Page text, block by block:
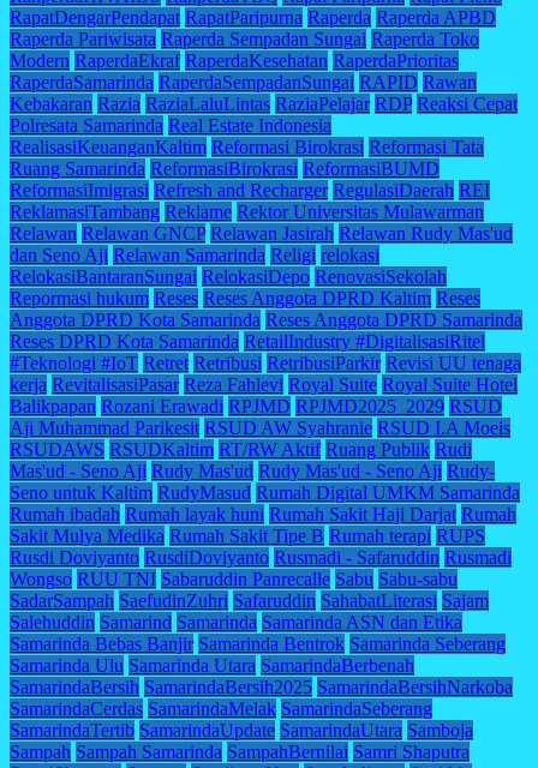
RapatDengarPendapat RapatParipurna Raperda Raperda APBD
Raperda Pariwisata Raperda Sempadan Sungai Raperda Toko
Modern RaperdaEkraf RaperdaKesehatan RaperdaPrioritas
RaperdaSamarinda RaperdaSempadanSungai RAPID Rawan
Kebakaran Razia RaziaLaluLintas RaziaPelajar RDP Reaksi Cepat
Polresata Samarinda Real Estate Indonesia
RealisasiKeuanganKaltim Reformasi Birokrasi Reformasi Tata
Ruang Samarinda ReformasiBirokrasi ReformasiBUMD
ReformasiImigrasi Refresh and Recharger RegulasiDaerah REI
ReklamasiTambang Reklame Rektor Universitas Mulawarman
Relawan Relawan GNCP Relawan Jasirah Relawan Rudy Mas'ud
dan Seno Aji Relawan Samarinda Religi relokasi
RelokasiBantaranSungai RelokasiDepo RenovasiSekolah
Repormasi hukum Reses Reses Anggota DPRD Kaltim Reses
Anggota DPRD Kota Samarinda Reses Anggota DPRD Samarinda
Reses DPRD Kota Samarinda RetailIndustry #DigitalisasiRitel
#Teknologi #IoT Retret Retribusi RetribusiParkir Revisi UU tenaga
kerja RevitalisasiPasar Reza Fahlevi Royal Suite Royal Suite Hotel
Balikpapan Rozani Erawadi RPJMD RPJMD2025_2029 RSUD
Aji Muhammad Parikesit RSUD AW Syahranie RSUD I.A Moeis
RSUDAWS RSUDKaltim RT/RW Aktif Ruang Publik Rudi
Mas'ud - Seno Aji Rudy Mas'ud Rudy Mas'ud - Seno Aji Rudy-
Seno untuk Kaltim RudyMasud Rumah Digital UMKM Samarinda
Rumah ibadah Rumah layak huni Rumah Sakit Haji Darjat Rumah
Sakit Mulya Medika Rumah Sakit Tipe B Rumah terapi RUPS
Rusdi Doviyanto RusdiDoviyanto Rusmadi - Safaruddin Rusmadi
Wongso RUU TNI Sabaruddin Panrecalle Sabu Sabu-sabu
SadarSampah SaefudinZuhri Safaruddin SahabatLiterasi Sajam
Salehuddin Samarind Samarinda Samarinda ASN dan Etika
Samarinda Bebas Banjir Samarinda Bentrok Samarinda Seberang
Samarinda Ulu Samarinda Utara SamarindaBerbenah
SamarindaBersih SamarindaBersih2025 SamarindaBersihNarkoba
SamarindaCerdas SamarindaMelak SamarindaSeberang
SamarindaTertib SamarindaUpdate SamarindaUtara Samboja
Sampah Sampah Samarinda SampahBernilai Samri Shaputra